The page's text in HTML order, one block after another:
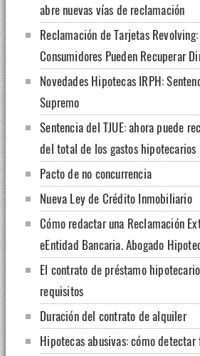
abre nuevas vías de reclamación
Reclamación de Tarjetas
Consumidores Pueden Recuperar
Novedades Hipotecas IRPH:
Supremo
Sentencia del TJUE: ahora puede
del total de los gastos hipotecarios
Pacto de no concurrencia
Nueva Ley de Crédito Inmobiliario
Cómo redactar una Reclamación
eEntidad Bancaria. Abogado
El contrato de préstamo
requisitos
Duración del contrato de alquiler
Hipotecas abusivas: cómo detectar